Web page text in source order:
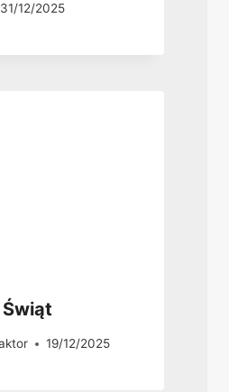
31/12/2025
Świąt
19/12/2025